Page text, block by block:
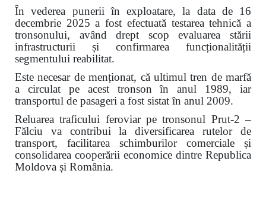
În vederea punerii în exploatare, la data de 16
decembrie 2025 a fost efectuată testarea tehnică a
tronsonului, având drept scop evaluarea stării
infrastructurii și confirmarea funcționalității
segmentului reabilitat.
Este necesar de menționat, că ultimul tren de marfă
a circulat pe acest tronson în anul 1989, iar
transportul de pasageri a fost sistat în anul 2009.
Reluarea traficului feroviar pe tronsonul Prut-2 –
Fălciu va contribui la diversificarea rutelor de
transport, facilitarea schimburilor comerciale și
consolidarea cooperării economice dintre Republica
Moldova și România.